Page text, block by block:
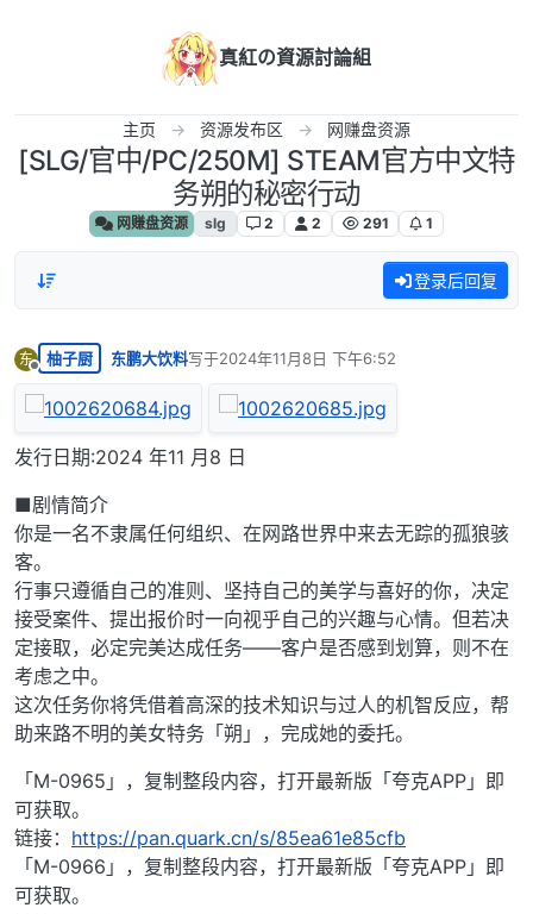
真紅の資源討論組
主页 资源发布区 网赚盘资源
[SLG/官中/PC/250M] STEAM官方中文特
务朔的秘密行动
网赚盘资源 slg 2 2 291 1
登录后回复
东
离线
柚子厨 东鹏大饮料写于2024年11月8日 下午6:52
最后由 编辑
发行日期:2024 年11 月8 日
■剧情简介
你是一名不隶属任何组织、在网路世界中来去无踪的孤狼骇
客。
行事只遵循自己的准则、坚持自己的美学与喜好的你，决定
接受案件、提出报价时一向视乎自己的兴趣与心情。但若决
定接取，必定完美达成任务——客户是否感到划算，则不在
考虑之中。
这次任务你将凭借着高深的技术知识与过人的机智反应，帮
助来路不明的美女特务「朔」，完成她的委托。
「M-0965」，复制整段内容，打开最新版「夸克APP」即
可获取。
链接： https://pan.quark.cn/s/85ea61e85cfb
「M-0966」，复制整段内容，打开最新版「夸克APP」即
可获取。